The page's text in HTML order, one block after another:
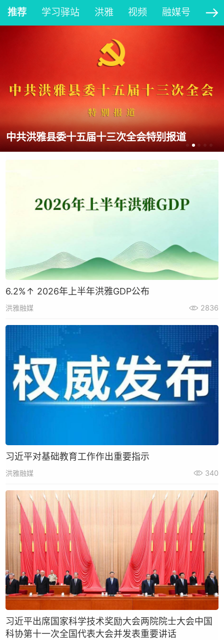
推荐 学习驿站 洪雅 视频 融媒号 大
中共洪雅县委十五届十三次全会特别报道
6.2%↑ 2026年上半年洪雅GDP公布
洪雅融媒 2836
习近平对基础教育工作作出重要指示
洪雅融媒 340
习近平出席国家科学技术奖励大会两院院士大会中国
科协第十一次全国代表大会并发表重要讲话